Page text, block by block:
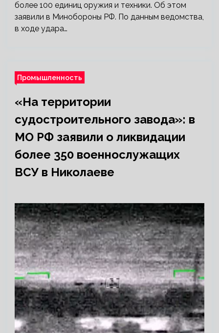
более 100 единиц оружия и техники. Об этом
заявили в Минобороны РФ. По данным ведомства,
в ходе удара…
Промышленность
«На территории
судостроительного завода»: в
МО РФ заявили о ликвидации
более 350 военнослужащих
ВСУ в Николаеве